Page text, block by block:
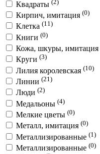
Квадраты
Кирпич, имитация (0)
Клетка (11)
Книги (0)
Кожа, шкуры, имитация
Круги (3)
Лилия королевская (10)
Линии (21)
Люди (2)
Медальоны (4)
Мелкие цветы (0)
Металл, имитация (0)
Металлизированные (1)
Металлизированные (0)